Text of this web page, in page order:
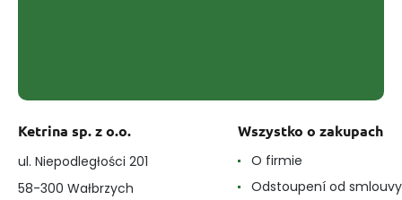
Ketrina sp. z o.o.
ul. Niepodległości 201
58-300 Wałbrzych
Wszystko o zakupach
O firmie
Odstoupení od smlouvy